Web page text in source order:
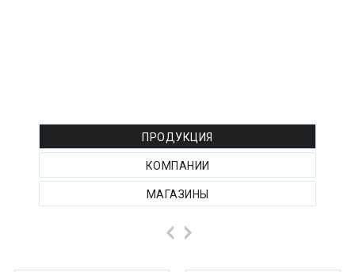
ПРОДУКЦИЯ
КОМПАНИИ
МАГАЗИНЫ